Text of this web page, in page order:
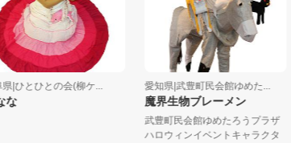
とひとの会(柳ケ... 愛知県|武豊町民会館ゆめた...
魔界生物ブレーメン
武豊町民会館ゆめたろうプラザ
ハロウィンイベントキャラクタ